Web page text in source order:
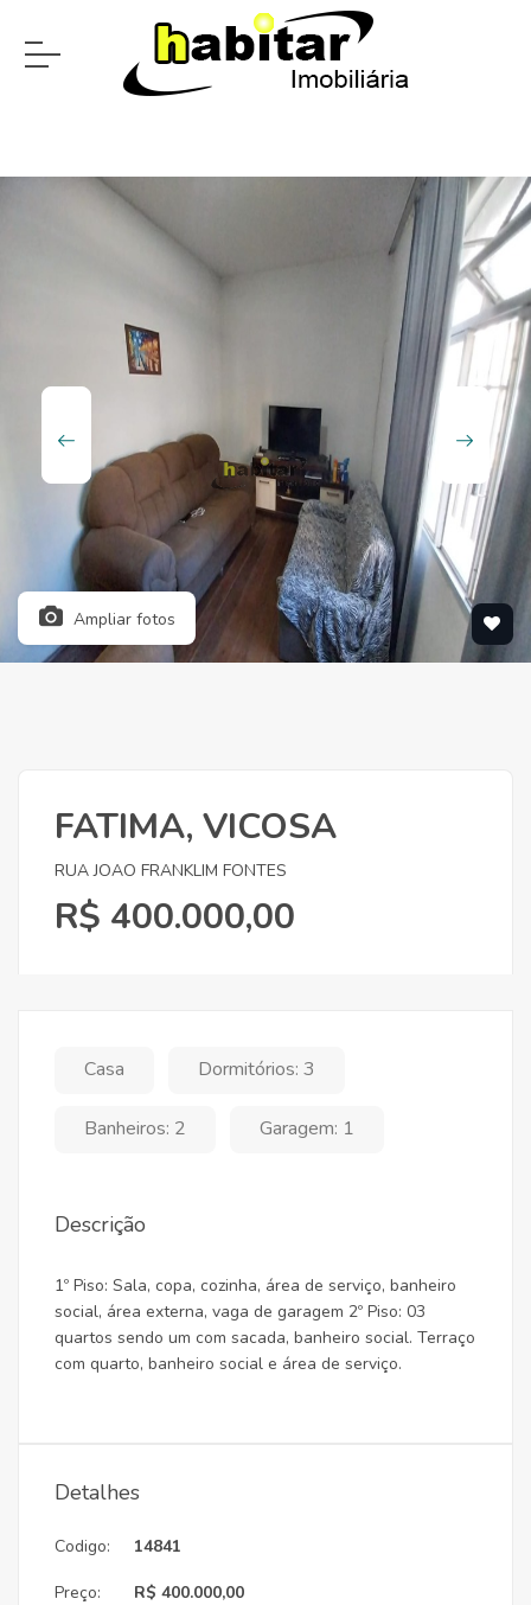
Ampliar fotos
FATIMA, VICOSA
RUA JOAO FRANKLIM FONTES
R$ 400.000,00
Casa Dormitórios: 3
Banheiros: 2 Garagem: 1
Descrição
1º Piso: Sala, copa, cozinha, área de serviço, banheiro
social, área externa, vaga de garagem 2º Piso: 03
quartos sendo um com sacada, banheiro social. Terraço
com quarto, banheiro social e área de serviço.
Detalhes
Codigo:
Preço:
14841
R$ 400.000,00